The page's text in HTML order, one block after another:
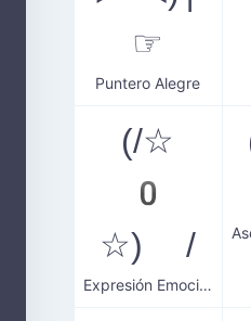
☞
Puntero Alegre
(/☆
0
☆) /
Expresión Emocionada